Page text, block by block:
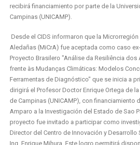
recibirá financiamiento por parte de la
Campinas (UNICAMP).
Desde el CIDS informaron que la
Aledañas (MiCrA) fue aceptada como caso
Proyecto Brasilero "Análise da Resiliência
frente às Mudanças Climáticas: Modelos
Ferramentas de Diagnóstico" que se inicia a
dirigirá el Profesor Doctor Enrique Ortega de
de Campinas (UNICAMP), con financiamiento
Amparo a la Investigación del Estado de Sao
proyecto fue invitado a participar como
Director del Centro de Innovación y Desarrollo
Ing. Enrique Mihura. Este logro permitirá